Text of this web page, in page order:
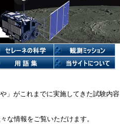
」がこれまでに実施してきた試験内容
な情報をご覧いただけます。